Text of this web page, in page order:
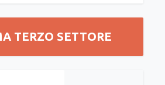
TERZO SETTORE